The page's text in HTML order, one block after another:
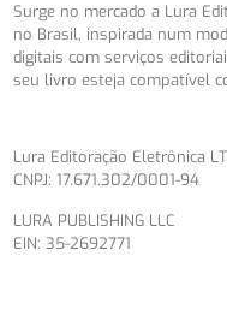
Surge no mercado a Lura
no Brasil, inspirada num
digitais com serviços
seu livro esteja compatível
Lura Editoração Eletrônica
CNPJ: 17.671.302/0001-94
LURA PUBLISHING LLC
EIN: 35-2692771